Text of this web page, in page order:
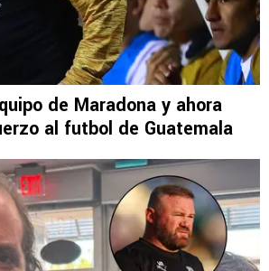
de Maradona y ahora
al futbol de Guatemala